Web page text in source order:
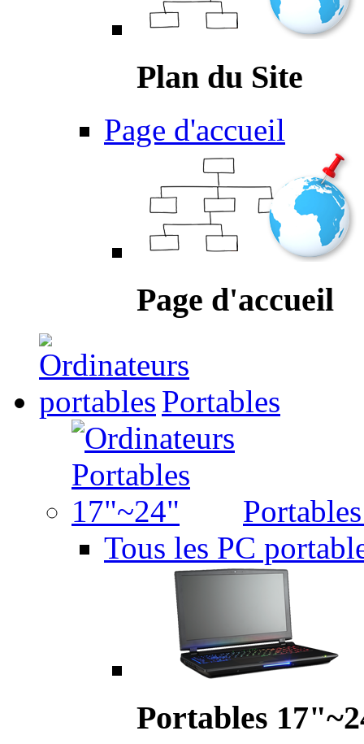
Plan du Site
Page d'accueil
Page d'accueil
Portables
Tous les PC
Portables